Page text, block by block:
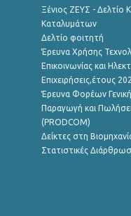
Ξένιος ΖΕΥΣ - Δελτίο
Καταλυμάτων
Δελτίο φοιτητή
Έρευνα Χρήσης
Επικοινωνίας και
Επιχειρήσεις,έτους
Έρευνα Φορέων
Παραγωγή και
(PRODCOM)
Δείκτες στη
Στατιστικές